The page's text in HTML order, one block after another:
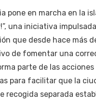
pone en marcha en la
una iniciativa
que desde hace más
de fomentar una
parte de las
para facilitar que la
recogida separada